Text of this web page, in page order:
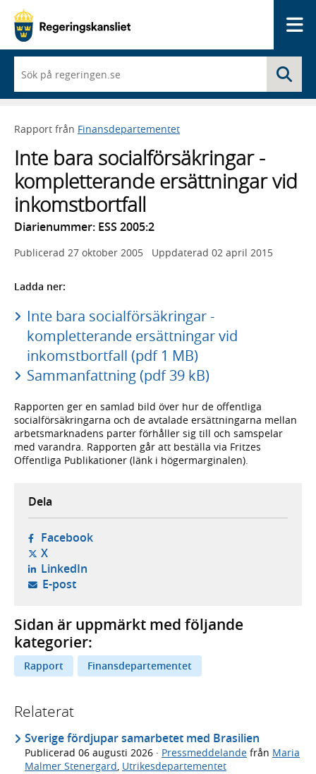
du
börjar
skriva
framträder
lista
med
sökförslag
Rapport från Finansdepartementet
Inte bara socialförsäkringar -
kompletterande ersättningar vid
inkomstbortfall
Diarienummer: ESS 2005:2
Publicerad 27 oktober 2005 Uppdaterad 02 april 2015
Ladda ner:
Inte bara socialförsäkringar -
kompletterande ersättningar vid
inkomstbortfall (pdf 1 MB)
Sammanfattning (pdf 39 kB)
Rapporten ger en samlad bild över hur de offentliga
socialförsäkringarna och de avtalade ersättningarna mellan
arbetsmarknadens parter förhåller sig till och samspelar
med varandra. Rapporten går att beställa via Fritzes
Offentliga Publikationer (länk i högermarginalen).
Dela
Facebook- öppnas i ny flik, extern webbplats,
X- öppnas i ny flik, extern webbplats,
LinkedIn- öppnas i ny flik, extern webbplats,
E-post- öppnar din e-postklient,
Sidan är uppmärkt med följande
kategorier:
Rapport Finansdepartementet
Relaterat
Sverige fördjupar samarbetet med Brasilien
Publicerad 06 augusti 2026 · Pressmeddelande från Maria
Malmer Stenergard, Utrikesdepartementet